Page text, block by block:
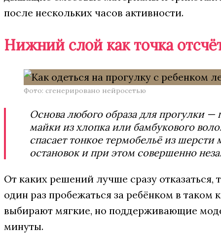
после нескольких часов активности.
Нижний слой как точка
Фото: сгенерировано нейросетью
Основа любого образа для прогулки
майки из хлопка или бамбукового
спасает тонкое термобельё из шерсти
остановок и при этом совершенно
От каких решений лучше сразу отказаться,
один раз пробежаться за ребёнком в таком
выбирают мягкие, но поддерживающие
минуты.